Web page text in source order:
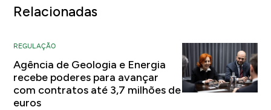
Relacionadas
REGULAÇÃO
Agência de Geologia e Energia
recebe poderes para avançar
com contratos até 3,7 milhões de
euros